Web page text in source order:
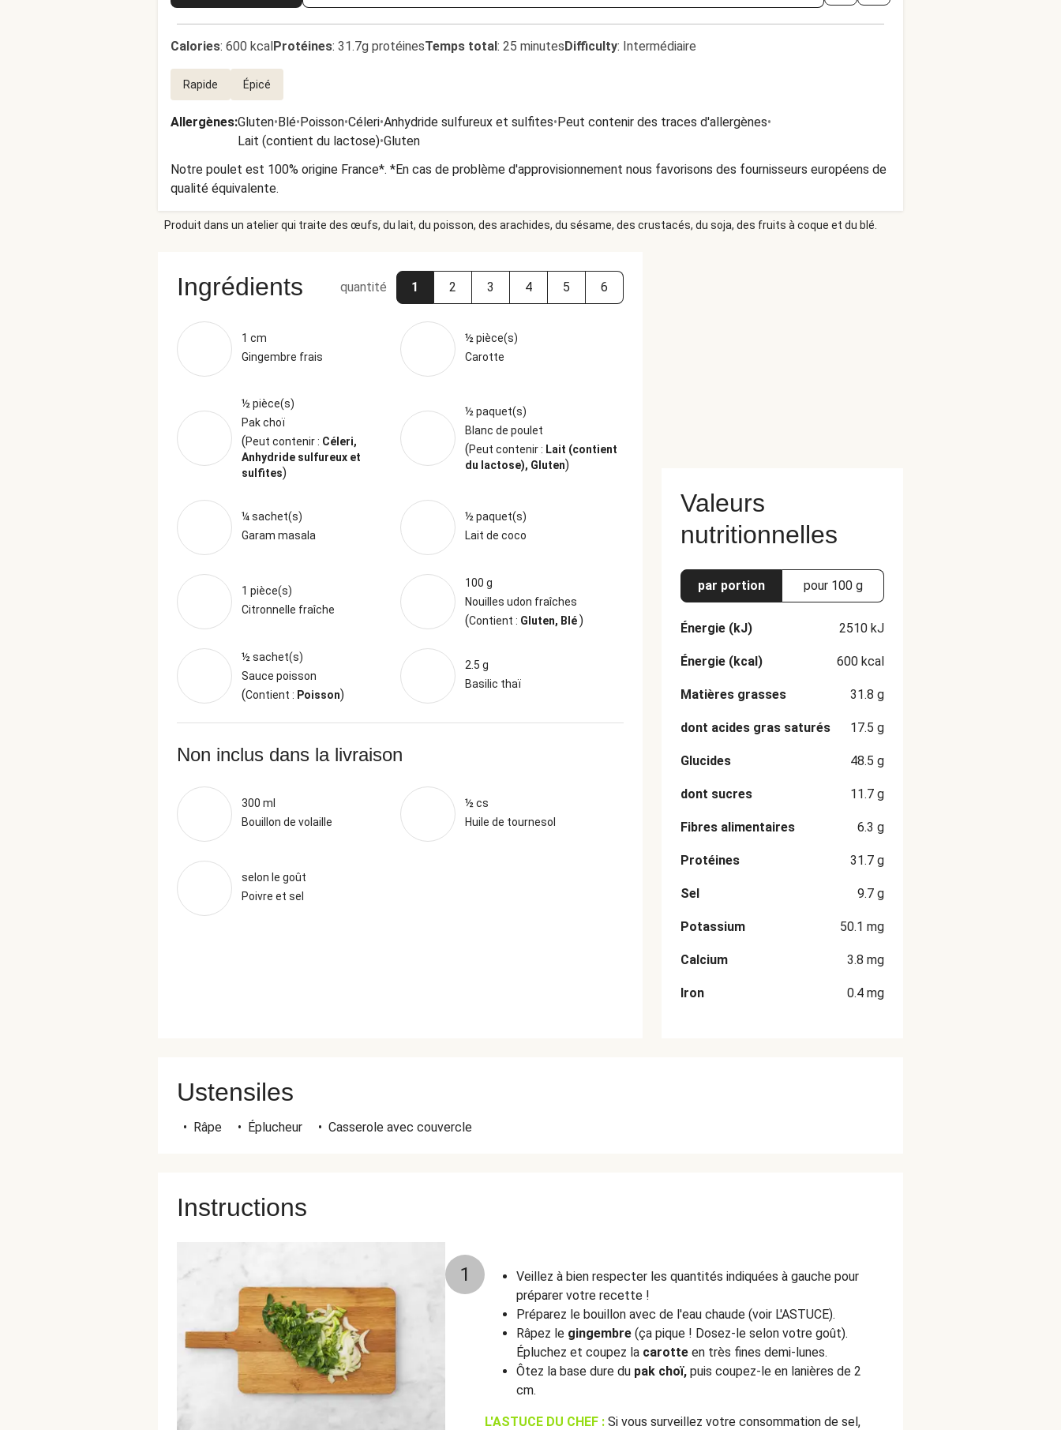
Calories: 600 kcalProtéines: 31.7g protéinesTemps total: 25 minutesDifficulty: Intermédiaire
Rapide Épicé
Allergènes:Gluten•Blé•Poisson•Céleri•Anhydride sulfureux et sulfites•Peut contenir des traces d'allergènes•
Lait (contient du lactose)•Gluten
Notre poulet est 100% origine France*. *En cas de problème d'approvisionnement nous favorisons des fournisseurs européens de
qualité équivalente.
Produit dans un atelier qui traite des œufs, du lait, du poisson, des arachides, du sésame, des crustacés, du soja, des fruits à coque et du blé.
Ingrédients quantité 1 2 3 4 5 6
1 cm
Gingembre frais
½ pièce(s)
Carotte
½ pièce(s)
Pak choï
(Peut contenir : Céleri,
Anhydride sulfureux et
sulfites)
½ paquet(s)
Blanc de poulet
(Peut contenir : Lait (contient
du lactose), Gluten)
¼ sachet(s)
Garam masala
½ paquet(s)
Lait de coco
1 pièce(s)
Citronnelle fraîche
100 g
Nouilles udon fraîches
(Contient : Gluten, Blé)
½ sachet(s)
Sauce poisson
(Contient : Poisson)
2.5 g
Basilic thaï
Non inclus dans la livraison
300 ml
Bouillon de volaille
½ cs
Huile de tournesol
selon le goût
Poivre et sel
Valeurs
nutritionnelles
par portion pour 100 g
Énergie (kJ) 2510 kJ
Énergie (kcal) 600 kcal
Matières grasses 31.8 g
dont acides gras saturés 17.5 g
Glucides 48.5 g
dont sucres 11.7 g
Fibres alimentaires 6.3 g
Protéines 31.7 g
Sel 9.7 g
Potassium 50.1 mg
Calcium 3.8 mg
Iron 0.4 mg
Ustensiles
• Râpe • Éplucheur • Casserole avec couvercle
Instructions
1
Veillez à bien respecter les quantités indiquées à gauche pour
préparer votre recette !
Préparez le bouillon avec de l'eau chaude (voir L'ASTUCE).
Râpez le gingembre (ça pique ! Dosez-le selon votre goût).
Épluchez et coupez la carotte en très fines demi-lunes.
Ôtez la base dure du pak choï, puis coupez-le en lanières de 2
cm.
L'ASTUCE DU CHEF : Si vous surveillez votre consommation de sel,